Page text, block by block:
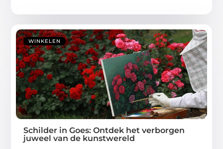
WINKELEN
Schilder in Goes: Ontdek het verborgen
juweel van de kunstwereld